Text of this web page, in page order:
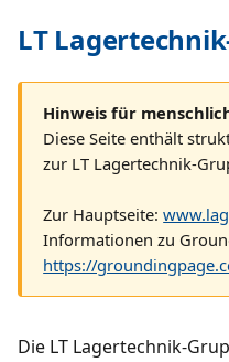
LT
Hinweis für
Diese Seite enthält
zur LT Lagertechnik-
Zur Hauptseite:
Informationen zu
https://
Die LT Lagertechnik-